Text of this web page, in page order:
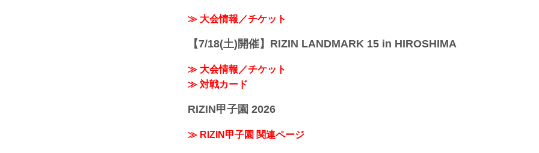
≫ 大会情報／チケット
【7/18(土)開催】RIZIN LANDMARK 15 in HIROSHIMA
≫ 大会情報／チケット
≫ 対戦カード
RIZIN甲子園 2026
≫ RIZIN甲子園 関連ページ